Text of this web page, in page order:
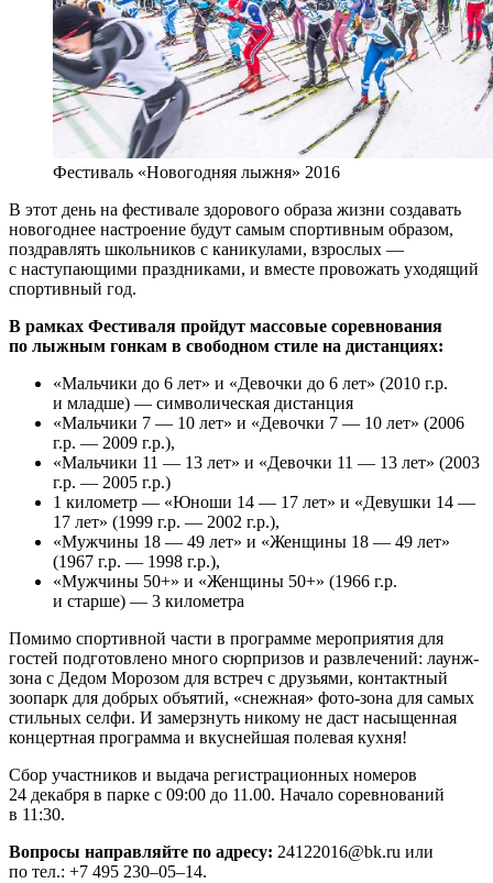
Фестиваль «Новогодняя лыжня» 2016
В этот день на фестивале здорового образа жизни создавать
новогоднее настроение будут самым спортивным образом,
поздравлять школьников с каникулами, взрослых —
с наступающими праздниками, и вместе провожать уходящий
спортивный год.
В рамках Фестиваля пройдут массовые соревнования
по лыжным гонкам в свободном стиле на дистанциях:
«Мальчики до 6 лет» и «Девочки до 6 лет» (2010 г.р.
и младше) — символическая дистанция
«Мальчики 7 — 10 лет» и «Девочки 7 — 10 лет» (2006
г.р. — 2009 г.р.),
«Мальчики 11 — 13 лет» и «Девочки 11 — 13 лет» (2003
г.р. — 2005 г.р.)
1 километр — «Юноши 14 — 17 лет» и «Девушки 14 —
17 лет» (1999 г.р. — 2002 г.р.),
«Мужчины 18 — 49 лет» и «Женщины 18 — 49 лет»
(1967 г.р. — 1998 г.р.),
«Мужчины 50+» и «Женщины 50+» (1966 г.р.
и старше) — 3 километра
Помимо спортивной части в программе мероприятия для
гостей подготовлено много сюрпризов и развлечений: лаунж-
зона с Дедом Морозом для встреч с друзьями, контактный
зоопарк для добрых объятий, «снежная» фото-зона для самых
стильных селфи. И замерзнуть никому не даст насыщенная
концертная программа и вкуснейшая полевая кухня!
Сбор участников и выдача регистрационных номеров
24 декабря в парке с 09:00 до 11.00. Начало соревнований
в 11:30.
Вопросы направляйте по адресу: 24122016@bk.ru или
по тел.: +7 495 230–05–14.